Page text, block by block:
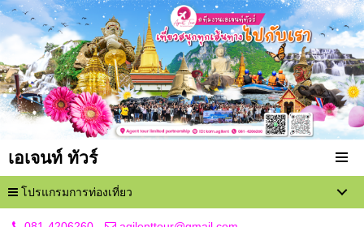
เอเจนท์ ทัวร์
โปรแกรมการท่องเที่ยว